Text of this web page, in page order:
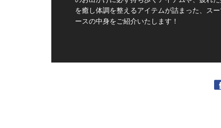
を癒し体調を整えるアイテムが詰まった、ス
ースの中身をご紹介いたします！